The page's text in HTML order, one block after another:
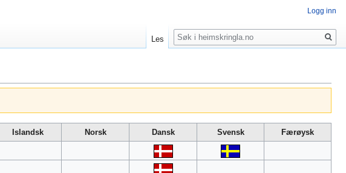
Islandsk Norsk Dansk Svensk
Færøysk
Logg inn
Les
Søk